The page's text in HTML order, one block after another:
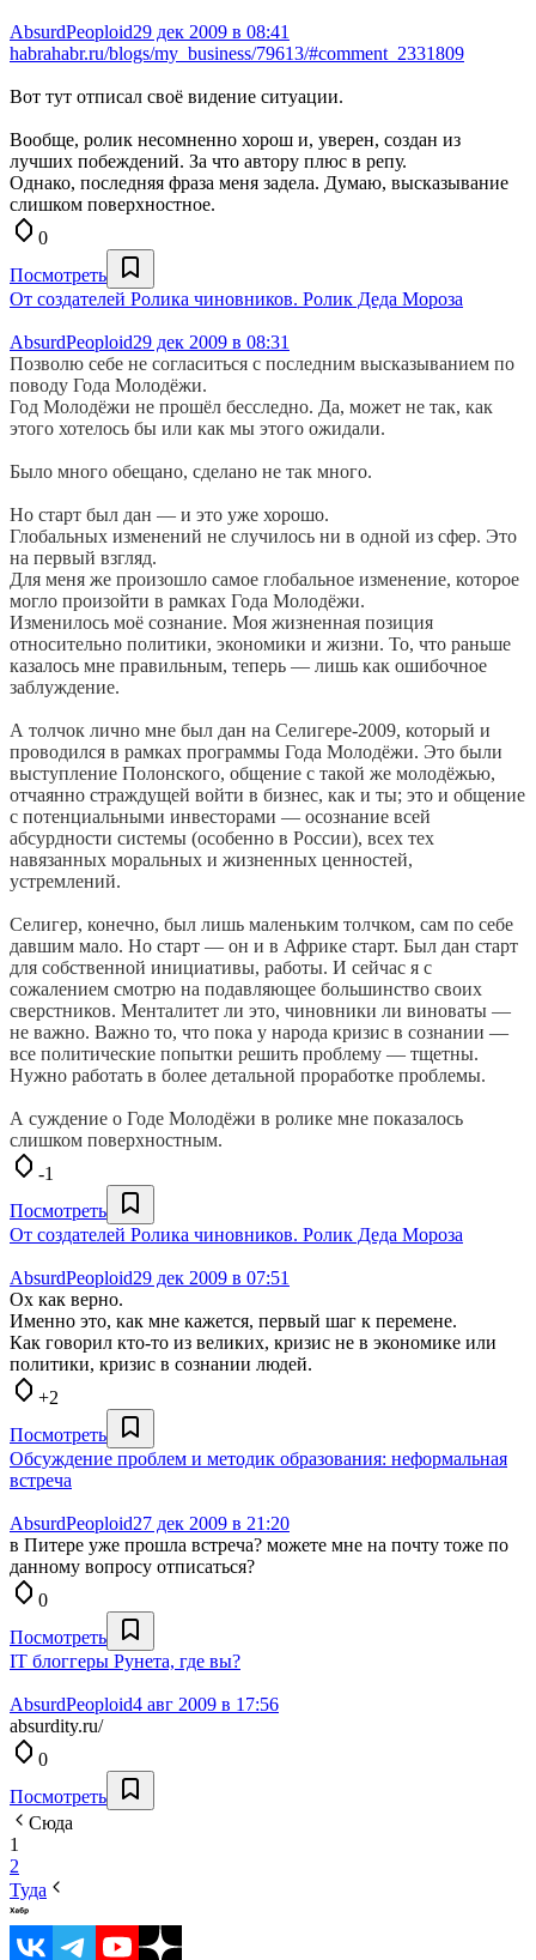
AbsurdPeoploid29 дек 2009 в 08:41
habrahabr.ru/blogs/my_business/79613/#comment_2331809
Вот тут отписал своё видение ситуации.
Вообще, ролик несомненно хорош и, уверен, создан из
лучших побеждений. За что автору плюс в репу.
Однако, последняя фраза меня задела. Думаю, высказывание
слишком поверхностное.
0
Посмотреть
От создателей Ролика чиновников. Ролик Деда Мороза
AbsurdPeoploid29 дек 2009 в 08:31
Позволю себе не согласиться с последним высказыванием по
поводу Года Молодёжи.
Год Молодёжи не прошёл бесследно. Да, может не так, как
этого хотелось бы или как мы этого ожидали.
Было много обещано, сделано не так много.
Но старт был дан — и это уже хорошо.
Глобальных изменений не случилось ни в одной из сфер. Это
на первый взгляд.
Для меня же произошло самое глобальное изменение, которое
могло произойти в рамках Года Молодёжи.
Изменилось моё сознание. Моя жизненная позиция
относительно политики, экономики и жизни. То, что раньше
казалось мне правильным, теперь — лишь как ошибочное
заблуждение.
А толчок лично мне был дан на Селигере-2009, который и
проводился в рамках программы Года Молодёжи. Это были
выступление Полонского, общение с такой же молодёжью,
отчаянно страждущей войти в бизнес, как и ты; это и общение
с потенциальными инвесторами — осознание всей
абсурдности системы (особенно в России), всех тех
навязанных моральных и жизненных ценностей,
устремлений.
Селигер, конечно, был лишь маленьким толчком, сам по себе
давшим мало. Но старт — он и в Африке старт. Был дан старт
для собственной инициативы, работы. И сейчас я с
сожалением смотрю на подавляющее большинство своих
сверстников. Менталитет ли это, чиновники ли виноваты —
не важно. Важно то, что пока у народа кризис в сознании —
все политические попытки решить проблему — тщетны.
Нужно работать в более детальной проработке проблемы.
А суждение о Годе Молодёжи в ролике мне показалось
слишком поверхностным.
-1
Посмотреть
От создателей Ролика чиновников. Ролик Деда Мороза
AbsurdPeoploid29 дек 2009 в 07:51
Ох как верно.
Именно это, как мне кажется, первый шаг к перемене.
Как говорил кто-то из великих, кризис не в экономике или
политики, кризис в сознании людей.
+2
Посмотреть
Обсуждение проблем и методик образования: неформальная
встреча
AbsurdPeoploid27 дек 2009 в 21:20
в Питере уже прошла встреча? можете мне на почту тоже по
данному вопросу отписаться?
0
Посмотреть
IT блоггеры Рунета, где вы?
AbsurdPeoploid4 авг 2009 в 17:56
absurdity.ru/
0
Посмотреть
Сюда
1
2
Туда